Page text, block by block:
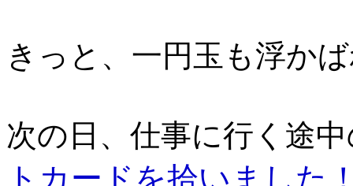
きっと、一円玉も浮か
次の日、仕事に行く途
トカードを拾いました